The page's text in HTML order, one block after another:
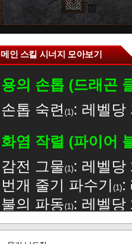
메인 스킬 시너지 모아보기
용의 손톱 (드래곤
손톱 숙련 1 : 레벨당
화염 작렬 (파이어
감전 그물 1 : 레벨당
번개 줄기 파수기
1 :
불의 파동 1 : 레벨당
번개 파수기 19 : 레